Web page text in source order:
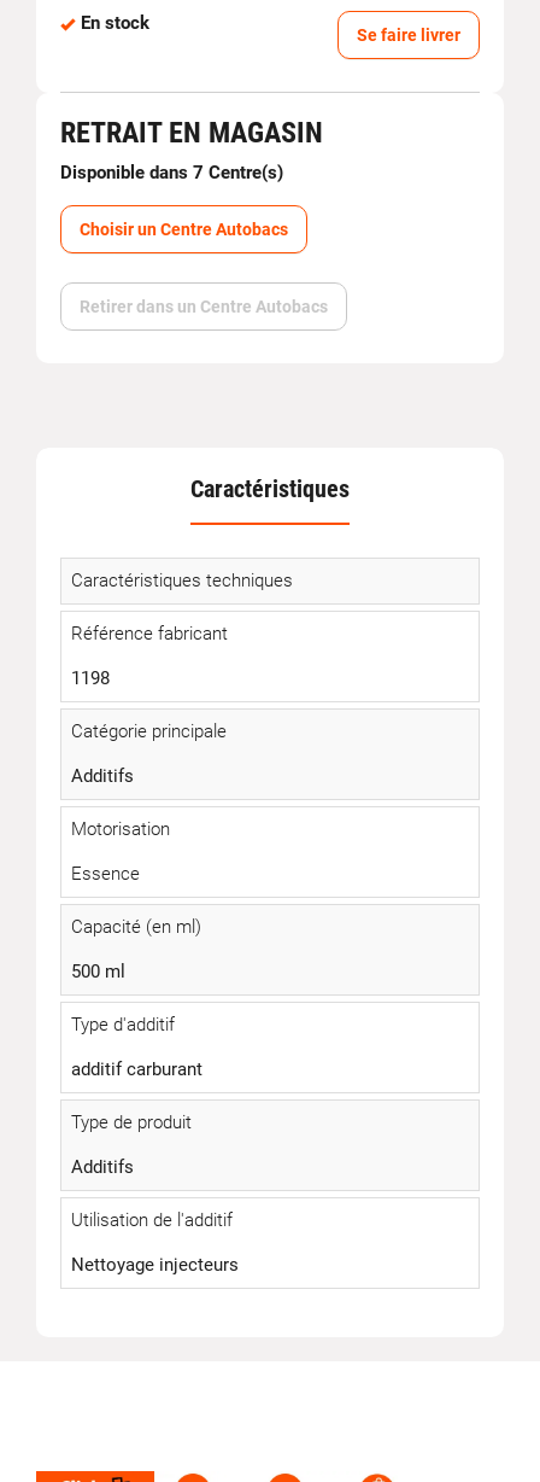
En stock
Se faire livrer
RETRAIT EN MAGASIN
Disponible dans 7 Centre(s)
Choisir un Centre Autobacs
Retirer dans un Centre Autobacs
Caractéristiques
Caractéristiques techniques
Référence fabricant
1198
Catégorie principale
Additifs
Motorisation
Essence
Capacité (en ml)
500 ml
Type d'additif
additif carburant
Type de produit
Additifs
Utilisation de l'additif
Nettoyage injecteurs